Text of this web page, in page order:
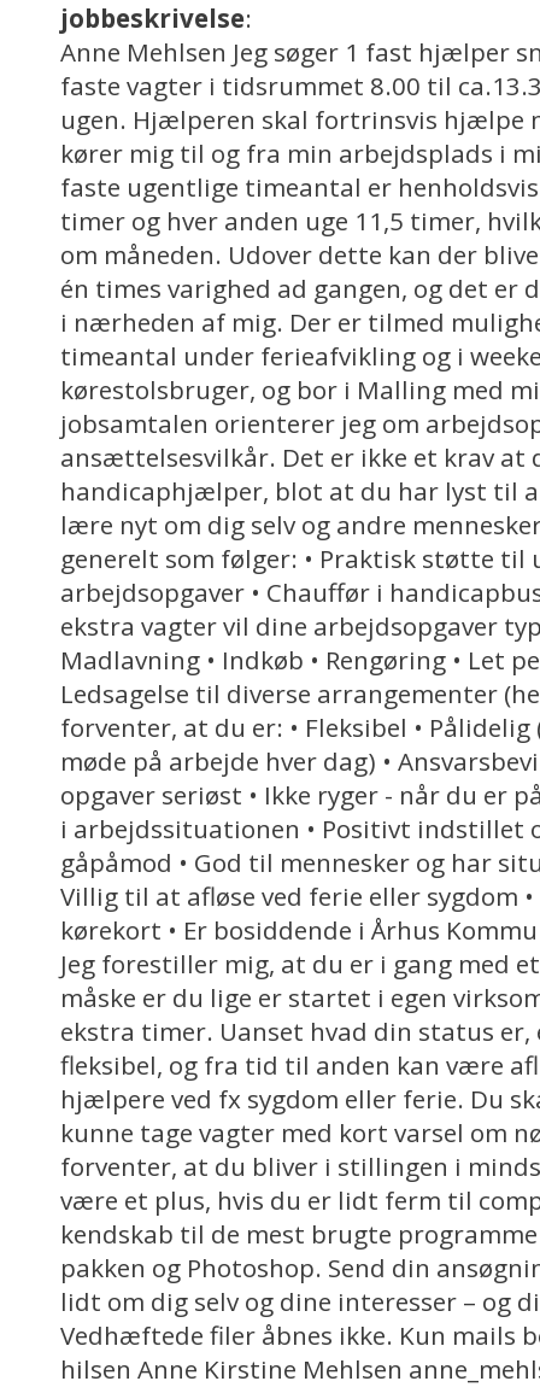
jobbeskrivelse:
Anne Mehlsen Jeg søger 1 fast hjælper
faste vagter i tidsrummet 8.00 til
ugen. Hjælperen skal fortrinsvis hjælpe
kører mig til og fra min arbejdsplads i
faste ugentlige timeantal er
timer og hver anden uge 11,5 timer,
om måneden. Udover dette kan der
én times varighed ad gangen, og det
i nærheden af mig. Der er tilmed
timeantal under ferieafvikling og i
kørestolsbruger, og bor i Malling med
jobsamtalen orienterer jeg om
ansættelsesvilkår. Det er ikke et krav at
handicaphjælper, blot at du har lyst til
lære nyt om dig selv og andre
generelt som følger: • Praktisk støtte til
arbejdsopgaver • Chauffør i
ekstra vagter vil dine arbejdsopgaver
Madlavning • Indkøb • Rengøring • Let
Ledsagelse til diverse arrangementer
forventer, at du er: • Fleksibel •
møde på arbejde hver dag) •
opgaver seriøst • Ikke ryger - når du er
i arbejdssituationen • Positivt indstillet
gåpåmod • God til mennesker og har
Villig til at afløse ved ferie eller sygdom
kørekort • Er bosiddende i Århus
Jeg forestiller mig, at du er i gang med
måske er du lige er startet i egen
ekstra timer. Uanset hvad din status
fleksibel, og fra tid til anden kan være
hjælpere ved fx sygdom eller ferie. Du
kunne tage vagter med kort varsel om
forventer, at du bliver i stillingen i
være et plus, hvis du er lidt ferm til
kendskab til de mest brugte
pakken og Photoshop. Send din
lidt om dig selv og dine interesser – og
Vedhæftede filer åbnes ikke. Kun mails
hilsen Anne Kirstine Mehlsen